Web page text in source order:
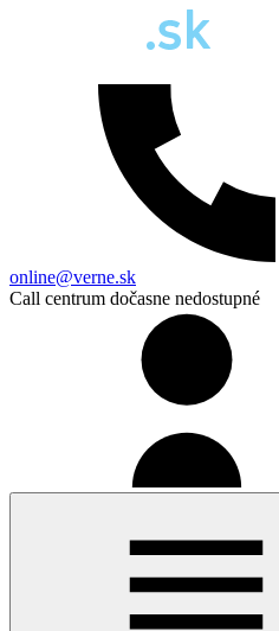
online@verne.sk
Call centrum dočasne nedostupné